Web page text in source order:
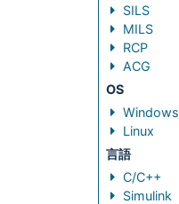
SILS
MILS
RCP
ACG
OS
Windows
Linux
言語
C/C++
Simulink